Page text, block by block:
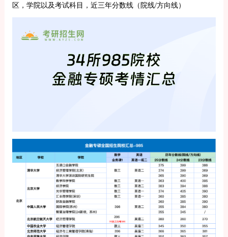
区，学院以及考试科目，近三年分数线（院线/方向线）